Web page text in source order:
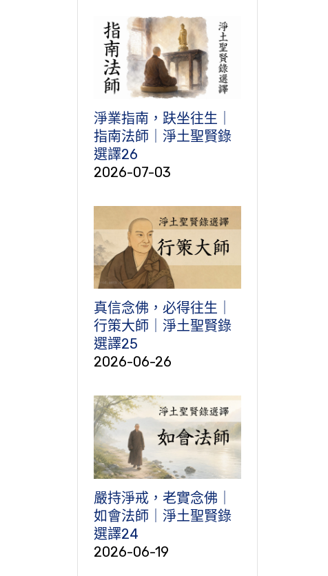
淨業指南，趺坐往生｜
指南法師｜淨土聖賢錄
選譯26
2026-07-03
真信念佛，必得往生｜
行策大師｜淨土聖賢錄
選譯25
2026-06-26
嚴持淨戒，老實念佛｜
如會法師｜淨土聖賢錄
選譯24
2026-06-19